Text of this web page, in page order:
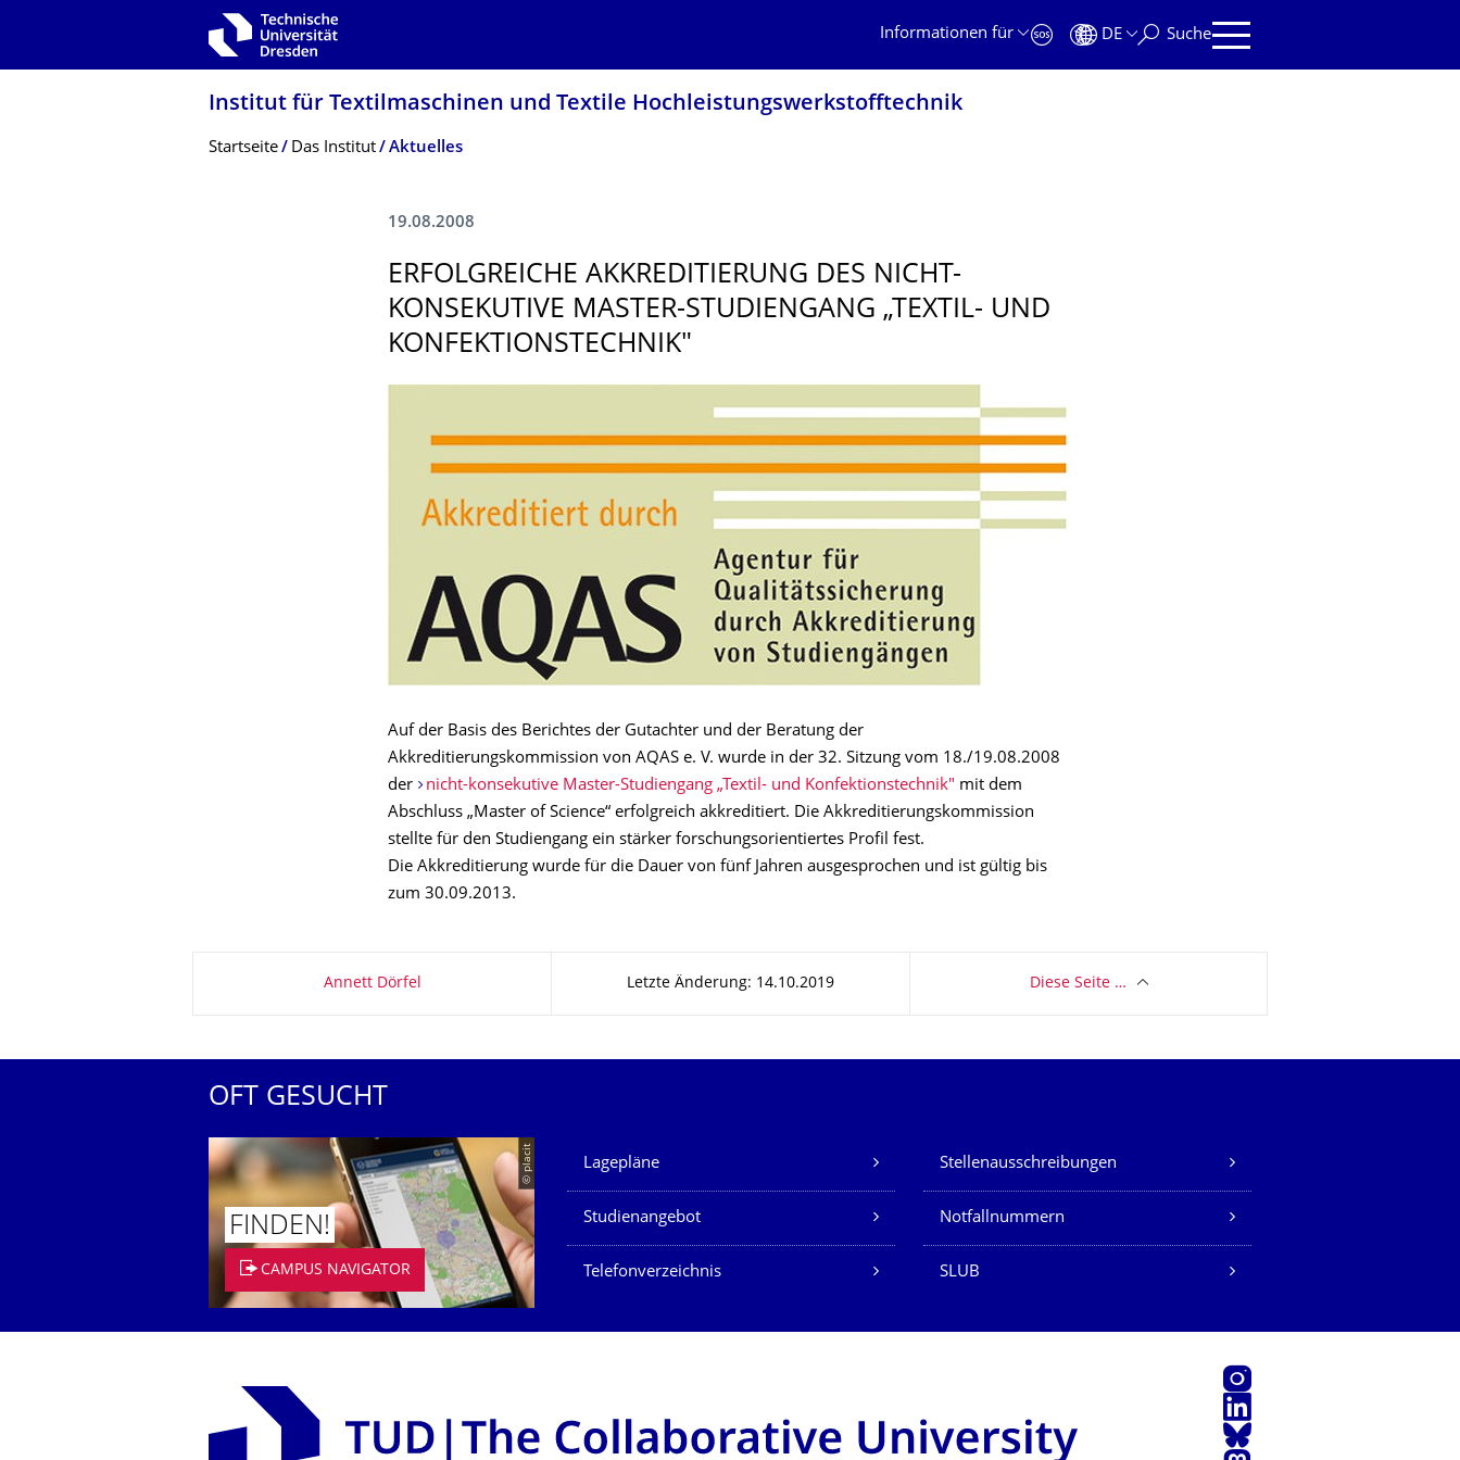
Zur Hauptnavigation springen
Informationen für
DE Suche
Institut für Textilmaschinen und Textile Hochleistungswerk­stofftechnik
Breadcrumb-Menü
Startseite Das Institut Aktuelles
19.08.2008
ERFOLGREICHE AKKREDITIERUNG DES NICHT-
KONSEKUTIVE MASTER-STUDIENGANG „TEXTIL- UND
KONFEKTIONS­TECHNIK"
Auf der Basis des Berichtes der Gutachter und der Beratung der
Akkreditierungskommission von AQAS e. V. wurde in der 32. Sitzung vom 18./19.08.2008
der
nicht-konsekutive Master-Studiengang „Textil- und Konfektionstechnik" mit dem
Abschluss „Master of Science“ erfolgreich akkreditiert. Die Akkreditierungskommission
stellte für den Studiengang ein stärker forschungsorientiertes Profil fest.
Die Akkreditierung wurde für die Dauer von fünf Jahren ausgesprochen und ist gültig bis
zum 30.09.2013.
Annett Dörfel Letzte Änderung: 14.10.2019 Diese Seite …
OFT GESUCHT
© placit
FINDEN!
CAMPUS NAVIGATOR
Unsere Dienste
Lagepläne Stellenausschreibungen
Studienangebot Notfallnummern
Telefonverzeichnis SLUB
Instagram
LinkedIn
Bluesky